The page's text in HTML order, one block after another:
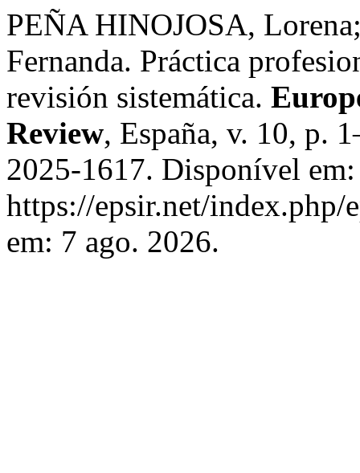
PEÑA HINOJOSA,
Fernanda. Práctica
revisión sistemática.
Review, España, v. 10, p.
2025-1617. Disponível em:
https://epsir.net/index.php/
em: 7 ago. 2026.